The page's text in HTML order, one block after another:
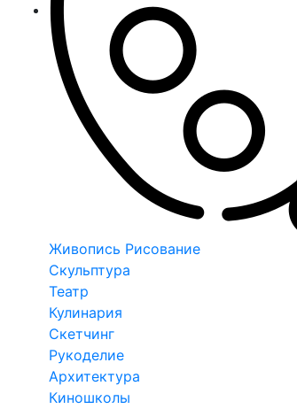
Живопись Рисование
Скульптура
Театр
Кулинария
Скетчинг
Рукоделие
Архитектура
Киношколы